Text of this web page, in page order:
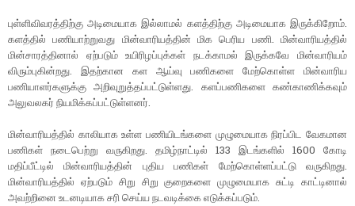
புள்ளிவிவரத்திற்கு அடிமையாக இல்லாமல் களத்திற்கு அடிமையாக இருக்கிறோம்.
களத்தில் பணியாற்றுவது மின்வாரியத்தின் மிக பெரிய பணி. மின்வாரியத்தில்
மின்சாரத்தினால் ஏற்படும் உயிரிழப்புக்கள் நடக்காமல் இருக்கவே மின்வாரியம்
விரும்புகின்றது. இதற்கான கள ஆய்வு பணிகளை மேற்கொள்ள மின்வாரிய
பணியாளர்களுக்கு அறிவுறுத்தப்பட்டுள்ளது. களப்பணிகளை கண்காணிக்கவும்
அலுவலகர் நியமிக்கப்பட்டுள்ளனர்.
மின்வாரியத்தில் காலியாக உள்ள பணியிடங்களை முழுமையாக நிரப்பிட வேகமான
பணிகள் நடைபெற்று வருகிறது. தமிழ்நாட்டில் 133 இடங்களில் 1600 கோடி
மதிப்பீட்டில் மின்வாரியத்தின் புதிய பணிகள் மேற்கொள்ளப்பட்டு வருகிறது.
மின்வாரியத்தில் ஏற்படும் சிறு சிறு குறைகளை முழுமையாக சுட்டி காட்டினால்
அவற்றினை உடனடியாக சரி செய்ய நடவடிக்கை எடுக்கப்படும்.